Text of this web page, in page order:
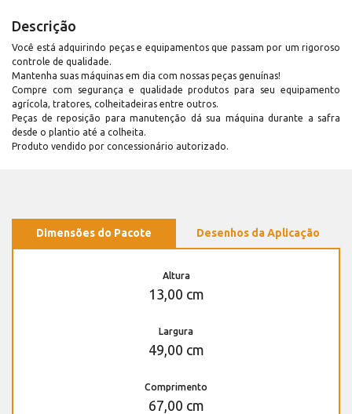
Descrição
Você está adquirindo peças e equipamentos que passam por um rigoroso
controle de qualidade.
Mantenha suas máquinas em dia com nossas peças genuínas!
Compre com segurança e qualidade produtos para seu equipamento
agrícola, tratores, colheitadeiras entre outros.
Peças de reposição para manutenção dá sua máquina durante a safra
desde o plantio até a colheita.
Produto vendido por concessionário autorizado.
Dimensões do Pacote Desenhos da Aplicação
Altura
13,00 cm
Largura
49,00 cm
Comprimento
67,00 cm